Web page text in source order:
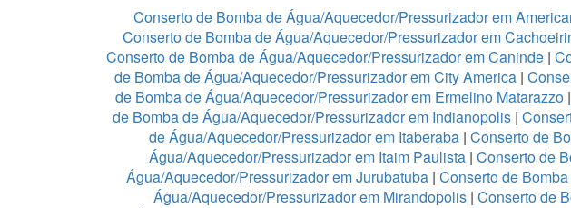
Conserto de Bomba de Água/Aquecedor/Pressurizador em
Conserto de Bomba de Água/Aquecedor/Pressurizador em
Conserto de Bomba de Água/Aquecedor/Pressurizador em Caninde |
de Bomba de Água/Aquecedor/Pressurizador em City America |
de Bomba de Água/Aquecedor/Pressurizador em Ermelino Matarazzo |
de Bomba de Água/Aquecedor/Pressurizador em Indianopolis |
de Água/Aquecedor/Pressurizador em Itaberaba| Conserto de
Água/Aquecedor/Pressurizador em Itaim Paulista | Conserto de
Água/Aquecedor/Pressurizador em Jurubatuba | Conserto de
Água/Aquecedor/Pressurizador em Mirandopolis| Conserto de